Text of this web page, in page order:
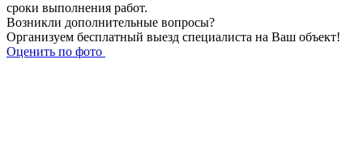
сроки выполнения работ.
Возникли дополнительные вопросы?
Организуем бесплатный выезд специалиста на Ваш объект!
Оценить по фото